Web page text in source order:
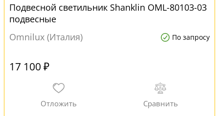
Подвесной светильник Shanklin OML-80103-03
подвесные
Omnilux (Италия)
По запросу
17 100 ₽